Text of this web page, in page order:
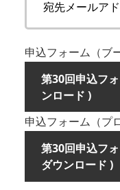
宛先メールアド
申込フォーム（ブ
第30回申込フ
ンロード )
申込フォーム（プ
第30回申込フ
ダウンロード )